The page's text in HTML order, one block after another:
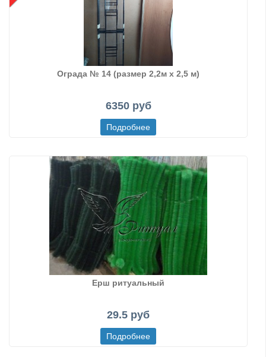
Ограда № 14 (размер 2,2м х 2,5 м)
6350 руб
Ерш ритуальный
29.5 руб